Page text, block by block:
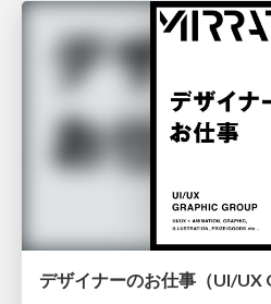
デザイナーのお仕事（UI/UX